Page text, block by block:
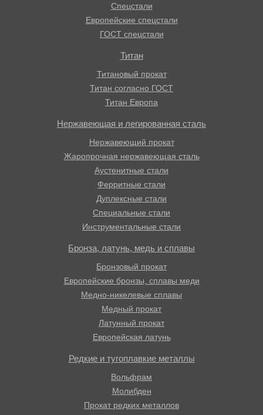
Спецстали
Европейские спецстали
ГОСТ спецстали
Титан
Титановый прокат
Титан согласно ГОСТ
Титан Европа
Нержавеющая и легированная сталь
Нержавеющий прокат
Жаропрочная нержавеющая сталь
Аустенитные стали
Ферритные стали
Дуплексные стали
Специальные стали
Инструментальные стали
Бронза, латунь, медь и сплавы
Бронзовый прокат
Европейские бронзы, сплавы меди
Медно-никелевые сплавы
Медный прокат
Латунный прокат
Европейская латунь
Редкие и тугоплавкие металлы
Вольфрам
Молибден
Прокат редких металлов